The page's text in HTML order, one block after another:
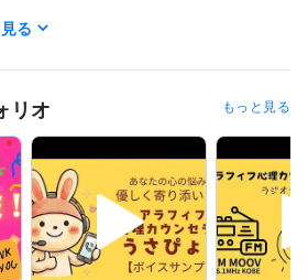
離婚の悩み
み
み
る
リオ もっと見る